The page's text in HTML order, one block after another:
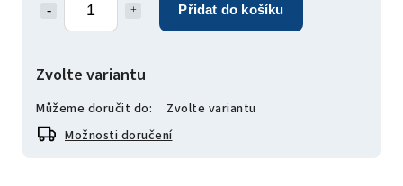
Přidat do košíku
Zvolte variantu
Můžeme doručit do:
Zvolte variantu
Možnosti doručení